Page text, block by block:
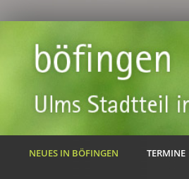
NEUES IN BÖFINGEN TERMINE